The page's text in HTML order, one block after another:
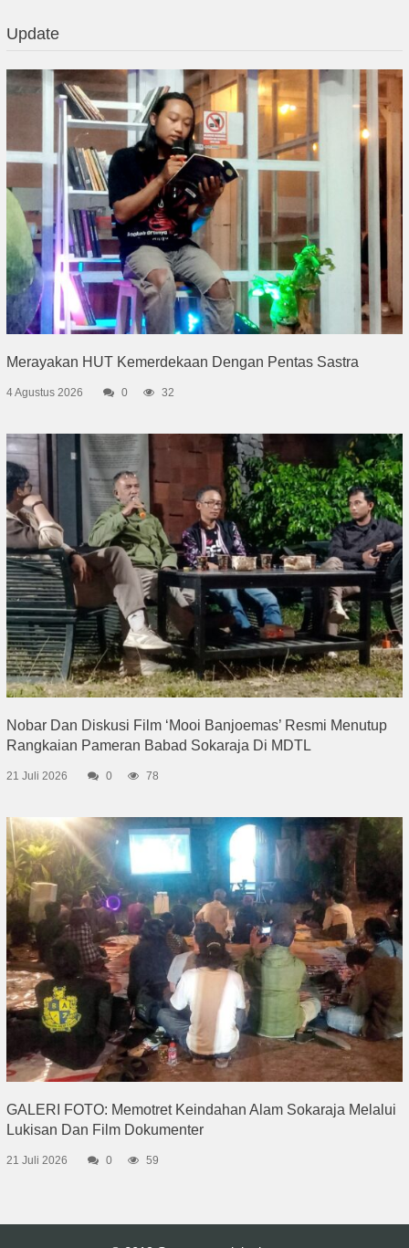
Update
Merayakan HUT Kemerdekaan Dengan Pentas Sastra
4 Agustus 2026 0 32
Nobar Dan Diskusi Film ‘Mooi Banjoemas’ Resmi Menutup
Rangkaian Pameran Babad Sokaraja Di MDTL
21 Juli 2026 0 78
GALERI FOTO: Memotret Keindahan Alam Sokaraja Melalui
Lukisan Dan Film Dokumenter
21 Juli 2026 0 59